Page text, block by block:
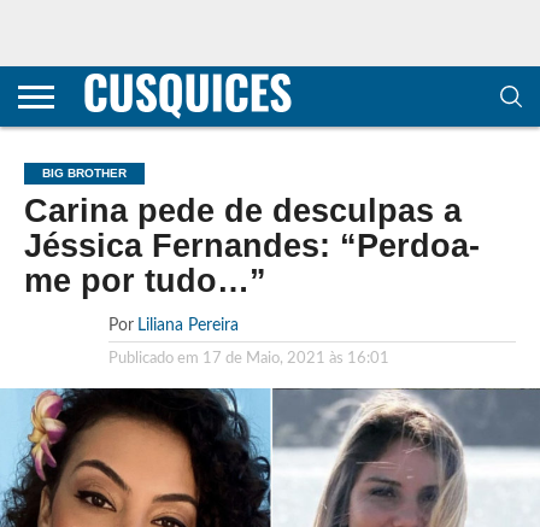
CONTACTOS
HOME
POLÍTICA DE
E COOKIES
SOBRE
TERMOS E
TRANSPARÊNCIA
METODOLOGIA
BIG BROTHER
Carina pede de desculpas a
Jéssica Fernandes: “Perdoa-
me por tudo…”
Por Liliana Pereira
Publicado em 17 de Maio, 2021 às 16:01